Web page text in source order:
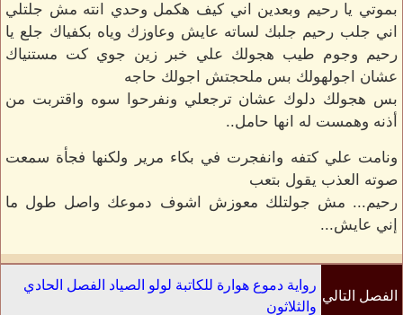
بموتي يا رحيم وبعدين اني كيف هكمل وحدي انته مش جلتلي
اني جلب رحيم جلبك لساته عايش وعاوزك وياه بكفياك جلع يا
رحيم وجوم طيب هجولك علي خبر زين جوي كت مستنياك
عشان اجولهولك بس ملحجتش اجولك حاجه
بس هجولك دلوك عشان ترجعلي ونفرحوا سوه واقتربت من
أذنه وهمست له انها حامل..
ونامت علي كتفه وانفجرت في بكاء مرير ولكنها فجأة سمعت
صوته العذب يقول بتعب
رحيم... مش جولتلك معوزش اشوف دموعك واصل طول ما
إني عايش...
الفصل التالي
رواية دموع هوارة للكاتبة لولو الصياد الفصل الحادي
والثلاثون